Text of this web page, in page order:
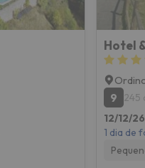
Hotel
9
245
12/12/
1 dia de